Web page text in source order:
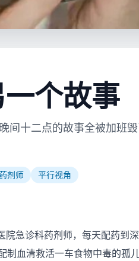
个故事
间十二点的故事全被加班毁
剂师 平行视角
急诊科药剂师，每天配药到
血清救活一车食物中毒的孤